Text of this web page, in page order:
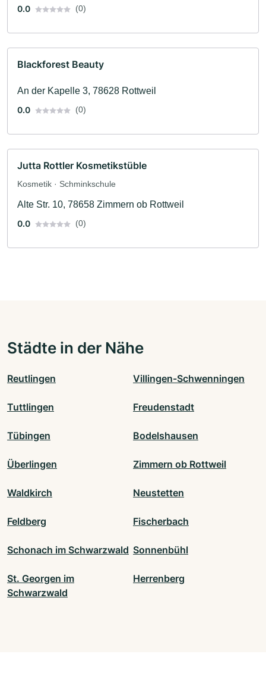
0.0 (0)
Blackforest Beauty
An der Kapelle 3, 78628 Rottweil
0.0
(0)
Jutta Rottler Kosmetikstüble
Kosmetik · Schminkschule
Alte Str. 10, 78658 Zimmern ob Rottweil
0.0
(0)
Städte in der Nähe
Reutlingen Villingen-Schwenningen
Tuttlingen Freudenstadt
Tübingen Bodelshausen
Überlingen Zimmern ob Rottweil
Waldkirch Neustetten
Feldberg Fischerbach
Schonach im Schwarzwald Sonnenbühl
St. Georgen im
Schwarzwald
Herrenberg